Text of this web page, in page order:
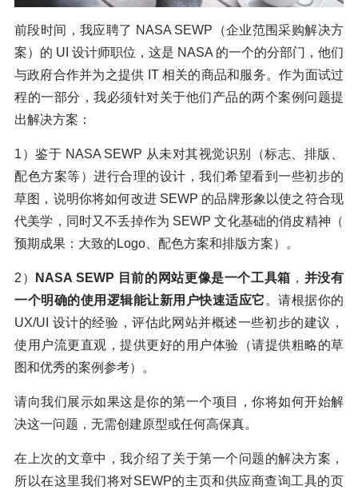
前段时间，我应聘了 NASA SEWP（企业范围采购解决方
案）的 UI 设计师职位，这是 NASA 的一个的分部门，他们
与政府合作并为之提供 IT 相关的商品和服务。作为面试过
程的一部分，我必须针对关于他们产品的两个案例问题提
出解决方案：
1）鉴于 NASA SEWP 从未对其视觉识别（标志、排版、
配色方案等）进行合理的设计，我们希望看到一些初步的
草图，说明你将如何改进 SEWP 的品牌形象以使之符合现
代美学，同时又不丢掉作为 SEWP 文化基础的俏皮精神（
预期成果：大致的Logo、配色方案和排版方案）。
2） NASA SEWP 目前的网站更像是一个工具箱 ， 并没有
一个明确的使用逻辑能让新用户快速适应它 。请根据你的
UX/UI 设计的经验，评估此网站并概述一些初步的建议，
使用户流更直观，提供更好的用户体验（请提供粗略的草
图和优秀的案例参考）。
请向我们展示如果这是你的第一个项目，你将如何开始解
决这一问题，无需创建原型或任何高保真。
在上次的文章中，我介绍了关于第一个问题的解决方案，
所以在这里我们将对SEWP的主页和供应商查询工具的页